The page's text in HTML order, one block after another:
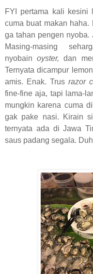
FYI pertama kali kesini
cuma buat makan haha.
ga tahan pengen nyoba.
Masing-masing
nyobainoyster, dan
Ternyata dicampur
amis. Enak. Trus razor
fine-fine aja, tapi lama-
mungkin karena cuma
gak pake nasi. Kirain
ternyata ada di Jawa
saus padang segala.